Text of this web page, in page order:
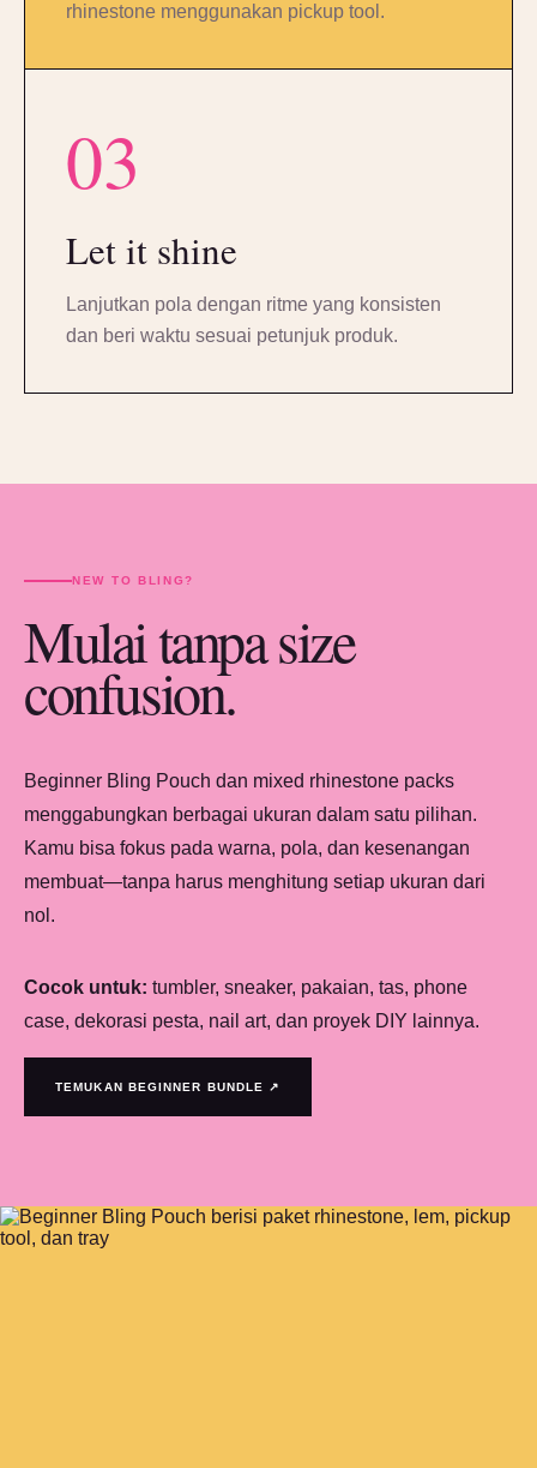
rhinestone menggunakan pickup tool.
03
Let it shine
Lanjutkan pola dengan ritme yang konsisten
dan beri waktu sesuai petunjuk produk.
NEW TO BLING?
Mulai tanpa size
confusion.
Beginner Bling Pouch dan mixed rhinestone packs
menggabungkan berbagai ukuran dalam satu pilihan.
Kamu bisa fokus pada warna, pola, dan kesenangan
membuat—tanpa harus menghitung setiap ukuran dari
nol.
Cocok untuk: tumbler, sneaker, pakaian, tas, phone
case, dekorasi pesta, nail art, dan proyek DIY lainnya.
TEMUKAN BEGINNER BUNDLE ↗